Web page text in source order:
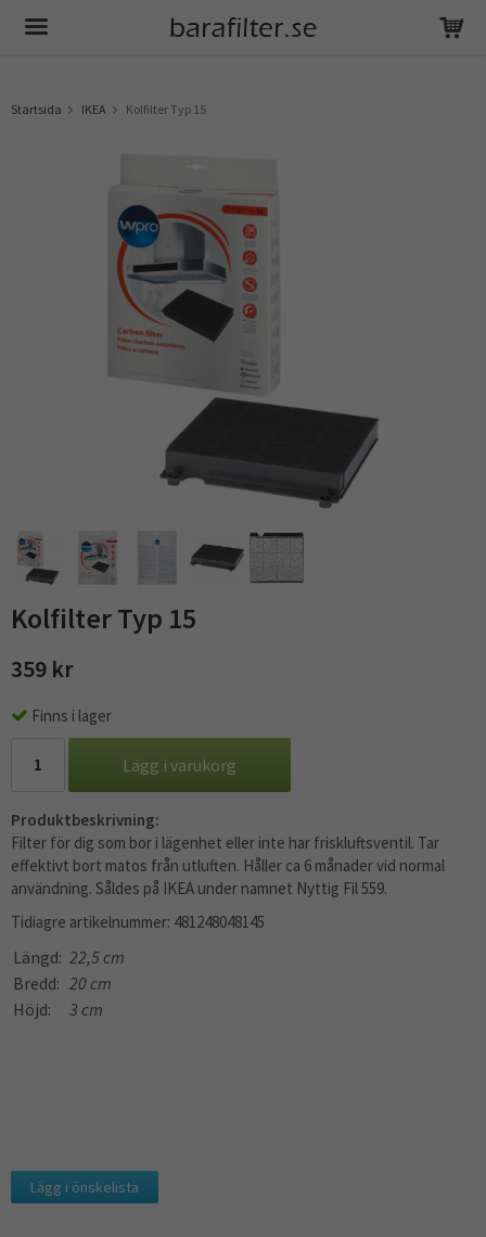
Startsida IKEA Kolfilter Typ 15
Kolfilter Typ 15
359 kr
Finns i lager
Lägg i varukorg
Produktbeskrivning:
Filter för dig som bor i lägenhet eller inte har friskluftsventil. Tar
effektivt bort matos från utluften. Håller ca 6 månader vid normal
användning. Såldes på IKEA under namnet Nyttig Fil 559.
Tidiagre artikelnummer: 481248048145
Längd: 22,5 cm
Bredd: 20 cm
Höjd:
3 cm
Lägg i önskelista